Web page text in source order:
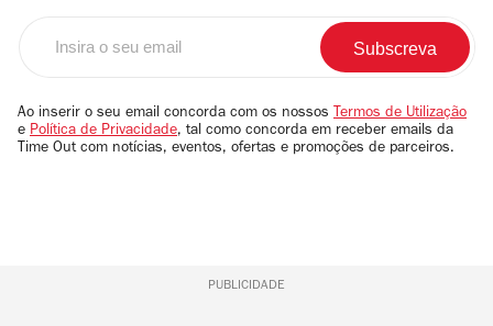
email
Ao inserir o seu email concorda com os nossos Termos de Utilização
e Política de Privacidade, tal como concorda em receber emails da
Time Out com notícias, eventos, ofertas e promoções de parceiros.
PUBLICIDADE